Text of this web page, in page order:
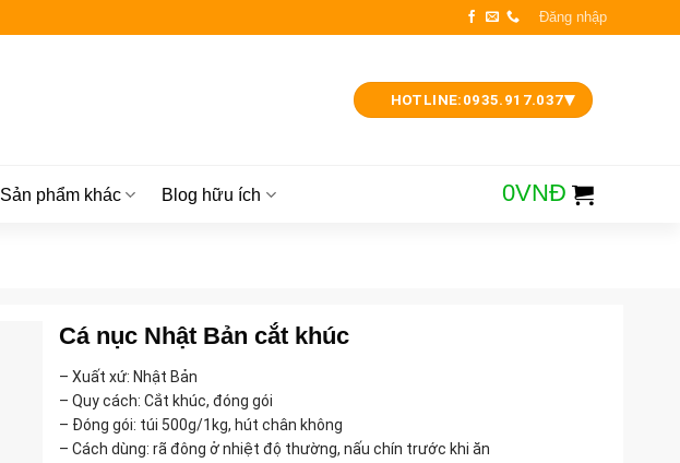
Đăng nhập
HOTLINE: 0935.917.037▾
Sản phẩm khác Blog hữu ích 0VNĐ
Cá nục Nhật Bản cắt khúc
– Xuất xứ: Nhật Bản
– Quy cách: Cắt khúc, đóng gói
– Đóng gói: túi 500g/1kg, hút chân không
– Cách dùng: rã đông ở nhiệt độ thường, nấu chín trước khi ăn